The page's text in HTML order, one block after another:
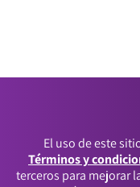
El uso de este
Términos y
terceros para mejorar